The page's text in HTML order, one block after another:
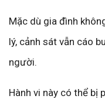
Mặc dù gia đình
lý, cảnh sát vẫn cáo
người.
Hành vi này có thể bị